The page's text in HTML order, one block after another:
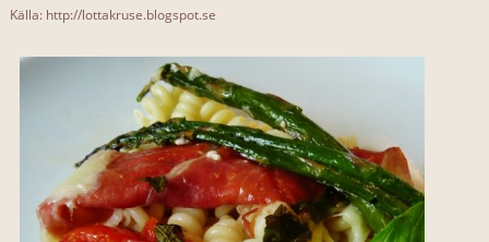
Källa: http://lottakruse.blogspot.se